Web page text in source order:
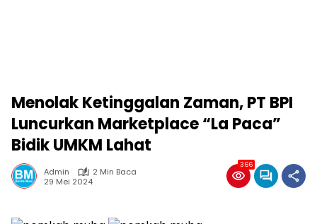
Menolak Ketinggalan Zaman, PT BPI
Luncurkan Marketplace “La Paca”
Bidik UMKM Lahat
Admin
2 Min Baca
29 Mei 2024
366